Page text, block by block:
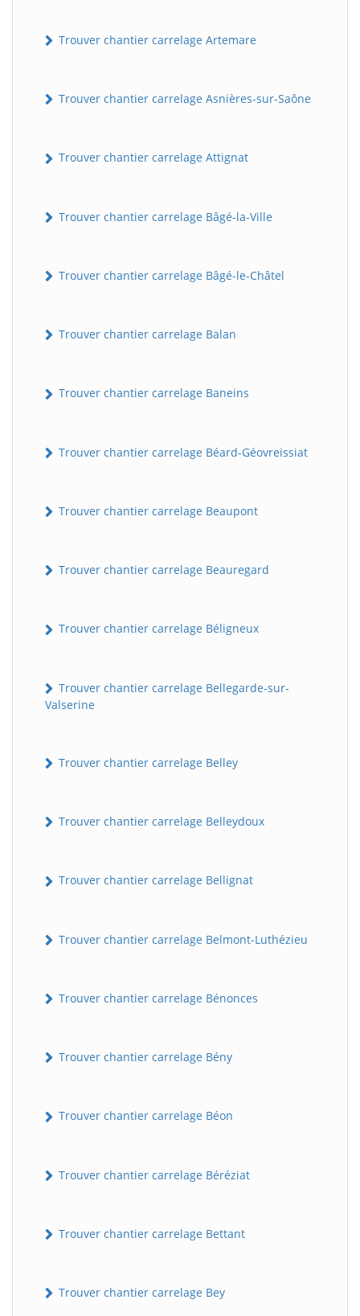
Trouver chantier carrelage Artemare
Trouver chantier carrelage Asnières-sur-Saône
Trouver chantier carrelage Attignat
Trouver chantier carrelage Bâgé-la-Ville
Trouver chantier carrelage Bâgé-le-Châtel
Trouver chantier carrelage Balan
Trouver chantier carrelage Baneins
Trouver chantier carrelage Béard-Géovreissiat
Trouver chantier carrelage Beaupont
Trouver chantier carrelage Beauregard
Trouver chantier carrelage Béligneux
Trouver chantier carrelage Bellegarde-sur-
Valserine
Trouver chantier carrelage Belley
Trouver chantier carrelage Belleydoux
Trouver chantier carrelage Bellignat
Trouver chantier carrelage Belmont-Luthézieu
Trouver chantier carrelage Bénonces
Trouver chantier carrelage Bény
Trouver chantier carrelage Béon
Trouver chantier carrelage Béréziat
Trouver chantier carrelage Bettant
Trouver chantier carrelage Bey